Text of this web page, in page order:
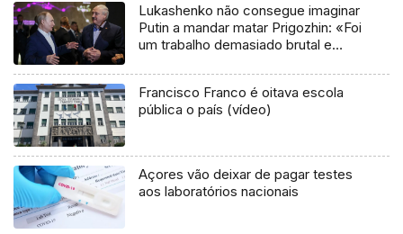
Lukashenko não consegue imaginar
Putin a mandar matar Prigozhin: «Foi
um trabalho demasiado brutal e
Francisco Franco é oitava escola
pública o país (vídeo)
Açores vão deixar de pagar testes
aos laboratórios nacionais